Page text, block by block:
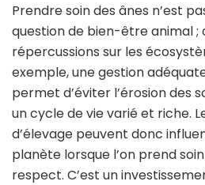
Prendre soin des ânes n’est
question de bien-être animal ;
répercussions sur les
exemple, une gestion
permet d’éviter l’érosion des
un cycle de vie varié et riche.
d’élevage peuvent donc
planète lorsque l’on prend
respect. C’est un